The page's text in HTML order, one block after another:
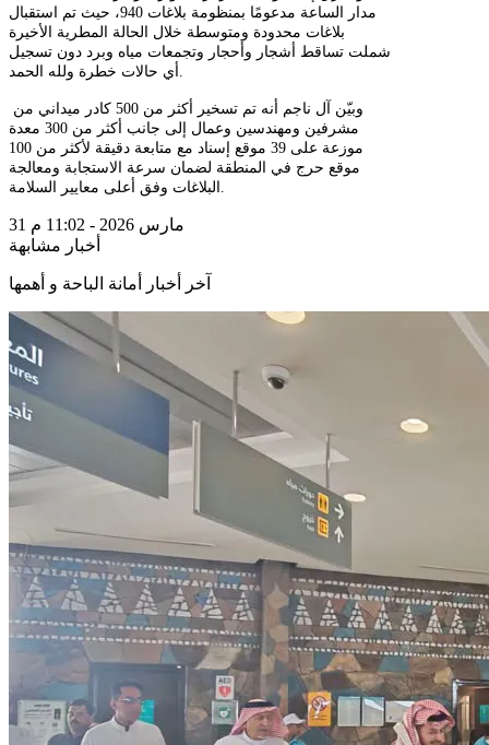
مدار الساعة مدعومًا بمنظومة بلاغات 940، حيث تم استقبال
بلاغات محدودة ومتوسطة خلال الحالة المطرية الأخيرة
شملت تساقط أشجار وأحجار وتجمعات مياه وبرد دون تسجيل
أي حالات خطرة ولله الحمد.
مشرفين ومهندسين وعمال إلى جانب أكثر من 300 معدة
موزعة على 39 موقع إسناد مع متابعة دقيقة لأكثر من 100
موقع حرج في المنطقة لضمان سرعة الاستجابة ومعالجة
البلاغات وفق أعلى معايير السلامة.
31 مارس 2026 - 11:02 م
أخبار مشابهة
آخر أخبار أمانة الباحة و أهمها